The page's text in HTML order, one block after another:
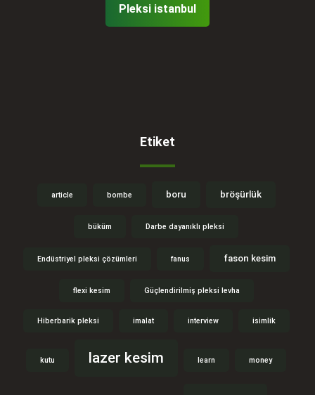
Pleksi istanbul
Etiket
article bombe boru bröşürlük
büküm Darbe dayanıklı pleksi
Endüstriyel pleksi çözümleri fanus fason kesim
flexi kesim Güçlendirilmiş pleksi levha
Hiberbarik pleksi imalat interview isimlik
kutu lazer kesim learn money